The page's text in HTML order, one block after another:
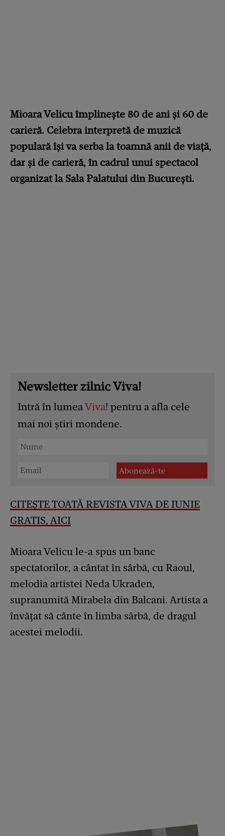
Mioara Velicu împlinește 80 de ani și 60 de
carieră. Celebra interpretă de muzică
populară își va serba la toamnă anii de viață,
dar și de carieră, în cadrul unui spectacol
organizat la Sala Palatului din București.
Newsletter zilnic Viva!
Intră în lumeaViva! pentru a afla cele
mai noi știri mondene.
CITEȘTE TOATĂ REVISTA VIVA DE IUNIE
GRATIS, AICI
Mioara Velicu le-a spus un banc
spectatorilor, a cântat în sârbă, cu Raoul,
melodia artistei Neda Ukraden,
supranumită Mirabela din Balcani. Artista a
învățat să cânte în limba sârbă, de dragul
acestei melodii.